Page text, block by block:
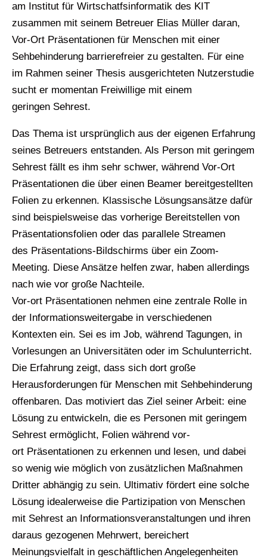
am Institut für Wirtschatfsinformatik des KIT
zusammen mit seinem Betreuer Elias Müller daran,
Vor-Ort Präsentationen für Menschen mit einer
Sehbehinderung barrierefreier zu gestalten. Für eine
im Rahmen seiner Thesis ausgerichteten Nutzerstudie
sucht er momentan Freiwillige mit einem
geringen Sehrest.
Das Thema ist ursprünglich aus der eigenen Erfahrung
seines Betreuers entstanden. Als Person mit geringem
Sehrest fällt es ihm sehr schwer, während Vor-Ort
Präsentationen die über einen Beamer bereitgestellten
Folien zu erkennen. Klassische Lösungsansätze dafür
sind beispielsweise das vorherige Bereitstellen von
Präsentationsfolien oder das parallele Streamen
des Präsentations-Bildschirms über ein Zoom-
Meeting. Diese Ansätze helfen zwar, haben allerdings
nach wie vor große Nachteile.
Vor-ort Präsentationen nehmen eine zentrale Rolle in
der Informationsweitergabe in verschiedenen
Kontexten ein. Sei es im Job, während Tagungen, in
Vorlesungen an Universitäten oder im Schulunterricht.
Die Erfahrung zeigt, dass sich dort große
Herausforderungen für Menschen mit Sehbehinderung
offenbaren. Das motiviert das Ziel seiner Arbeit: eine
Lösung zu entwickeln, die es Personen mit geringem
Sehrest ermöglicht, Folien während vor-
ort Präsentationen zu erkennen und lesen, und dabei
so wenig wie möglich von zusätzlichen Maßnahmen
Dritter abhängig zu sein. Ultimativ fördert eine solche
Lösung idealerweise die Partizipation von Menschen
mit Sehrest an Informationsveranstaltungen und ihren
daraus gezogenen Mehrwert, bereichert
Meinungsvielfalt in geschäftlichen Angelegenheiten